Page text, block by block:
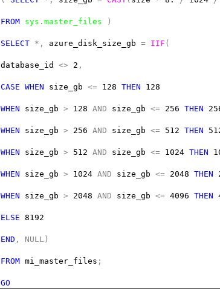
FROM sys .master_files )
SELECT *, azure_disk_size_gb= IIF (
database_id<> 2 ,
CASE WHEN size_gb<= 128THEN 128
WHEN size_gb> 128AND size_gb<= 256THEN
WHEN size_gb> 256AND size_gb<= 512THEN
WHEN size_gb> 512AND size_gb<= 1024THEN
WHEN size_gb> 1024AND size_gb<= 2048THEN
WHEN size_gb> 2048AND size_gb<= 4096THEN
ELSE 8192
END , NULL)
FROM mi_master_files ;
GO